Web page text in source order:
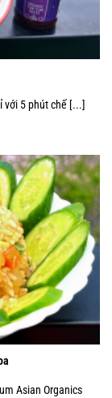
với 5 phút chế [...]
Asian Organics